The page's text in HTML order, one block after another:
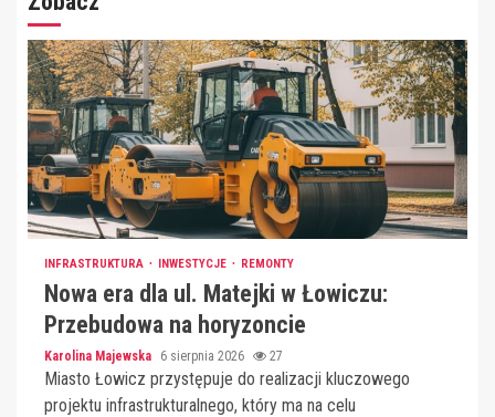
INFRASTRUKTURA INWESTYCJE REMONTY
Nowa era dla ul. Matejki w Łowiczu:
Przebudowa na horyzoncie
Karolina Majewska 6 sierpnia 2026 27
Miasto Łowicz przystępuje do realizacji kluczowego
projektu infrastrukturalnego, który ma na celu